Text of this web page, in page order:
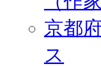
京都
ス